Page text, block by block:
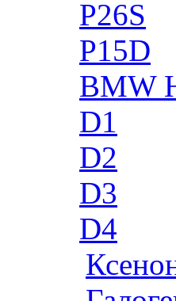
P26S
P15D
BMW
D1
D2
D3
D4